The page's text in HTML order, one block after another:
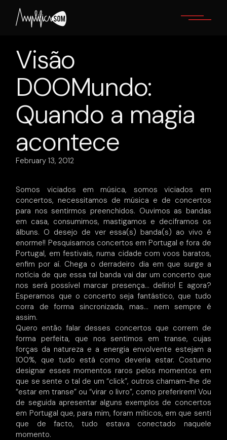
content
Visão
DOOMundo:
Quando a magia
acontece
February 13, 2012
Somos viciados em música, somos viciados em
concertos, necessitamos de música e de concertos
para nos sentirmos preenchidos. Ouvimos as bandas
em casa, consumimos, mastigamos e deciframos os
álbuns. O desejo de ver essa(s) banda(s) ao vivo é
enorme!! Pesquisamos concertos em Portugal e fora de
Portugal, em festivais, numa cidade com voos baratos,
enfim por aí. Chega o derradeiro dia em que surge a
notícia de que essa tal banda vai dar um concerto que
nos será possível marcar presença… delírio! E agora?
Esperamos que o concerto seja fantástico, que tudo
corra de forma sincronizada, mas… nem sempre é
assim.
Quero então falar desses concertos que correm de
forma perfeita, que nos sentimos em transe, cujas
forças da natureza e a energia envolvente estejam a
100%, que tudo está como deveria estar. Costumo
designar esses momentos raros pelos momentos em
que se sente o tal de um “click”, outros chamam-lhe de
“estar em transe” ou “virar o livro”, como preferirem! Vou
de seguida apresentar alguns exemplos de concertos
em Portugal que, para mim, foram míticos, em que senti
que de facto, tudo estava conectado naquele
momento.